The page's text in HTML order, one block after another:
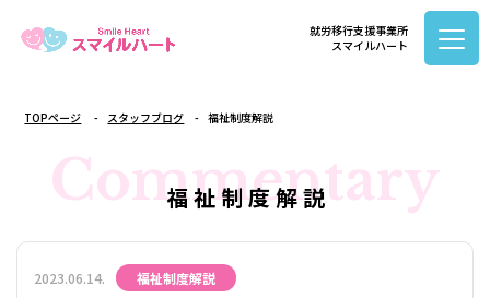
就労移行支援事業所
スマイルハート
TOPページ スタッフブログ 福祉制度解説
福 祉 制 度 解 説
Commentary
2023.06.14. 福祉制度解説